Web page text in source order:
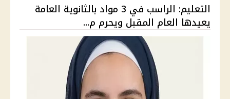
التعليم: الراسب في 3 مواد بالثانوية العامة
يعيدها العام المقبل ويحرم م...